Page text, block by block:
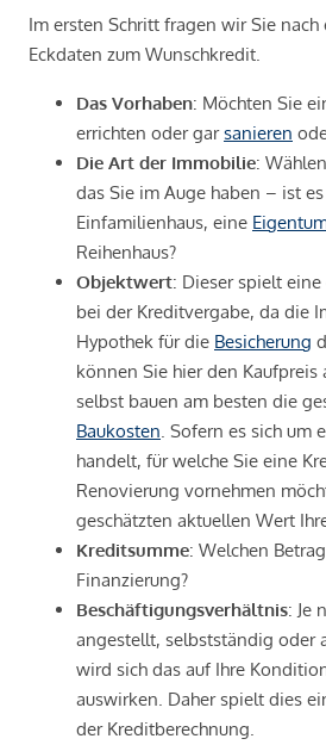
Im ersten Schritt fragen wir Sie
Eckdaten zum Wunschkredit.
Das Vorhaben: Möchten Sie
errichten oder garsanieren
Die Art der Immobilie:
das Sie im Auge haben – ist
Einfamilienhaus, eine
Reihenhaus?
Objektwert: Dieser spielt
bei der Kreditvergabe, da die
Hypothek für die Besicherung
können Sie hier den
selbst bauen am besten die
Baukosten . Sofern es sich um
handelt, für welche Sie eine
Renovierung vornehmen
geschätzten aktuellen Wert
Kreditsumme: Welchen
Finanzierung?
Beschäftigungsverhältnis: Je
angestellt, selbstständig oder
wird sich das auf Ihre
auswirken. Daher spielt dies
der Kreditberechnung.